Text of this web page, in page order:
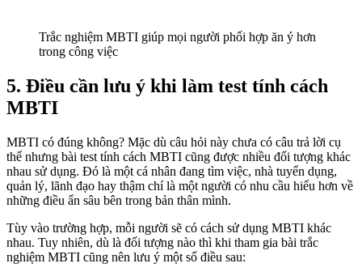
Trắc nghiệm MBTI giúp mọi người phối hợp ăn ý hơn
trong công việc
5. Điều cần lưu ý khi làm test tính cách
MBTI
MBTI có đúng không? Mặc dù câu hỏi này chưa có câu trả lời cụ
thể nhưng bài test tính cách MBTI cũng được nhiều đối tượng khác
nhau sử dụng. Đó là một cá nhân đang tìm việc, nhà tuyển dụng,
quản lý, lãnh đạo hay thậm chí là một người có nhu cầu hiểu hơn về
những điều ẩn sâu bên trong bản thân mình.
Tùy vào trường hợp, mỗi người sẽ có cách sử dụng MBTI khác
nhau. Tuy nhiên, dù là đối tượng nào thì khi tham gia bài trắc
nghiệm MBTI cũng nên lưu ý một số điều sau: